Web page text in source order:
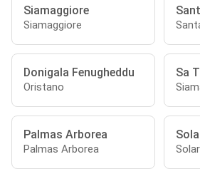
Siamaggiore
Siamaggiore
Donigala Fenugheddu
Oristano
Sa
Palmas Arborea
Palmas Arborea